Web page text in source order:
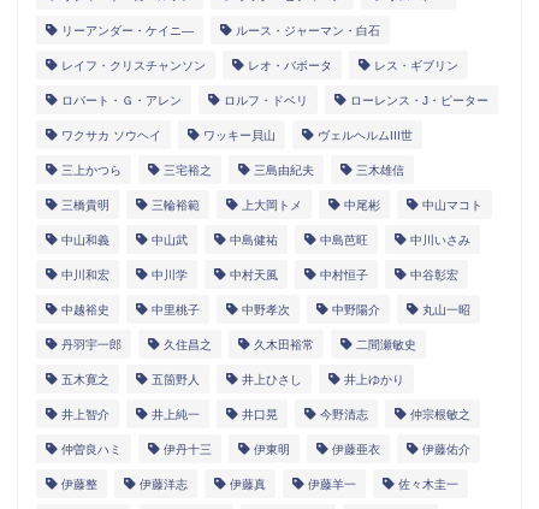
リーアンダー・ケイニ― ルース・ジャーマン・白石
レイフ・クリスチャンソン レオ・バボータ レス・ギブリン
ロバート・Ｇ・アレン ロルフ・ドベリ ローレンス・J・ピーター
ワクサカ ソウヘイ ワッキー貝山 ヴェルヘルムIII世
三上かつら 三宅裕之 三島由紀夫 三木雄信
三橋貴明 三輪裕範 上大岡トメ 中尾彬 中山マコト
中山和義 中山武 中島健祐 中島芭旺 中川いさみ
中川和宏 中川学 中村天風 中村恒子 中谷彰宏
中越裕史 中里桃子 中野孝次 中野陽介 丸山一昭
丹羽宇一郎 久住昌之 久木田裕常 二間瀬敏史
五木寛之 五箇野人 井上ひさし 井上ゆかり
井上智介 井上純一 井口晃 今野清志 仲宗根敏之
仲曽良ハミ 伊丹十三 伊東明 伊藤亜衣 伊藤佑介
伊藤整 伊藤洋志 伊藤真 伊藤羊一 佐々木圭一